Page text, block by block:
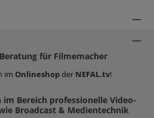
für Filmemacher
im Onlineshopder NEFAL.tv!
Bereich professionelle Video-
Broadcast & Medientechnik